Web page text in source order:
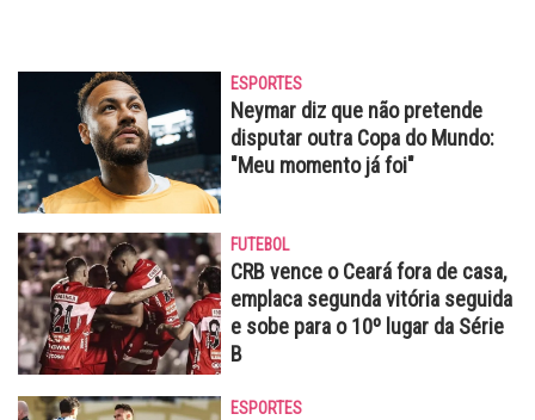
ESPORTES
Neymar diz que não pretende
disputar outra Copa do Mundo:
"Meu momento já foi"
FUTEBOL
CRB vence o Ceará fora de casa,
emplaca segunda vitória seguida
e sobe para o 10º lugar da Série
B
ESPORTES